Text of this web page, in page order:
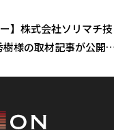
】株式会社ソリマチ技
様の取材記事が公開